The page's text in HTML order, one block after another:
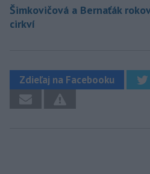
Šimkovičová a Bernaťák
cirkví
Zdieľaj na Facebooku